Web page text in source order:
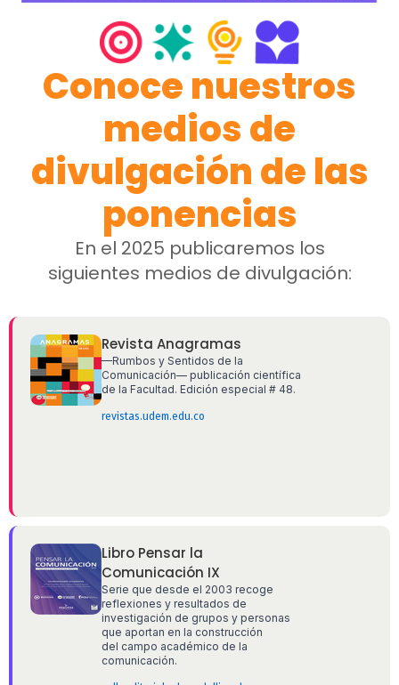
Conoce nuestros
medios de
divulgación de las
ponencias
En el 2025 publicaremos los
siguientes medios de divulgación:
Revista Anagramas
—Rumbos y Sentidos de la
Comunicación— publicación científica
de la Facultad. Edición especial # 48.
revistas.udem.edu.co
Libro Pensar la
Comunicación IX
Serie que desde el 2003 recoge
reflexiones y resultados de
investigación de grupos y personas
que aportan en la construcción
del campo académico de la
comunicación.